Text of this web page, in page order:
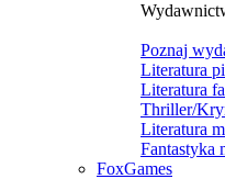
Poznaj
Literatura
Literatura
Thriller/
Literatura
Fantastyka
FoxGames